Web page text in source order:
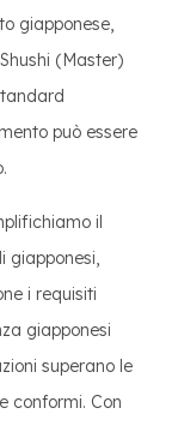
giapponese,
(Master)
può essere
il
giapponesi,
i requisiti
giapponesi
superano le
conformi. Con